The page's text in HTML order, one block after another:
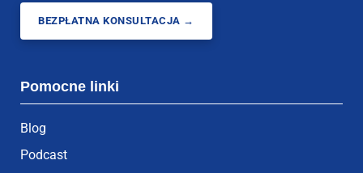
BEZPŁATNA KONSULTACJA →
Pomocne linki
Blog
Podcast